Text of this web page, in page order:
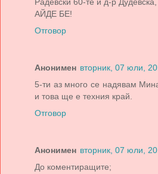
Радевски 60-те и д-р
АЙДЕ БЕ!
Отговор
Анонимен вторник, 07 юли,
5-ти аз много се надявам
и това ще е техния край.
Отговор
Анонимен вторник, 07 юли,
До коментирaщите;